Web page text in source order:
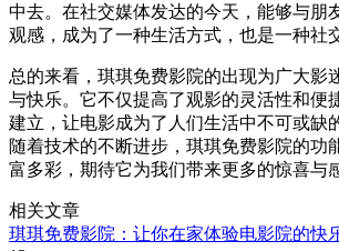
中去。在社交媒体发达的今天，能够与朋
观感，成为了一种生活方式，也是一种社
总的来看，琪琪免费影院的出现为广大影
与快乐。它不仅提高了观影的灵活性和便
建立，让电影成为了人们生活中不可或缺
随着技术的不断进步，琪琪免费影院的功
富多彩，期待它为我们带来更多的惊喜与
相关文章
琪琪免费影院：让你在家体验电影院的快